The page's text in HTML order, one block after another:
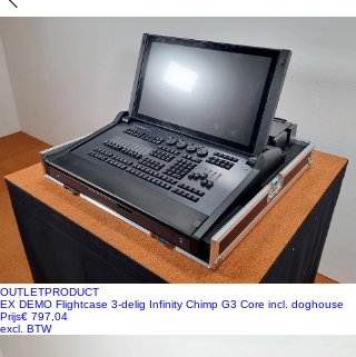
OUTLETPRODUCT
EX DEMO Flightcase 3-delig Infinity Chimp G3 Core incl. doghouse
Prijs€ 797,04
excl. BTW